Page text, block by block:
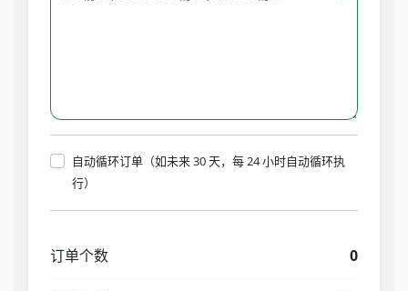
自动循环订单（如未来 30 天，每 24 小时自动循环执
行）
订单个数 0